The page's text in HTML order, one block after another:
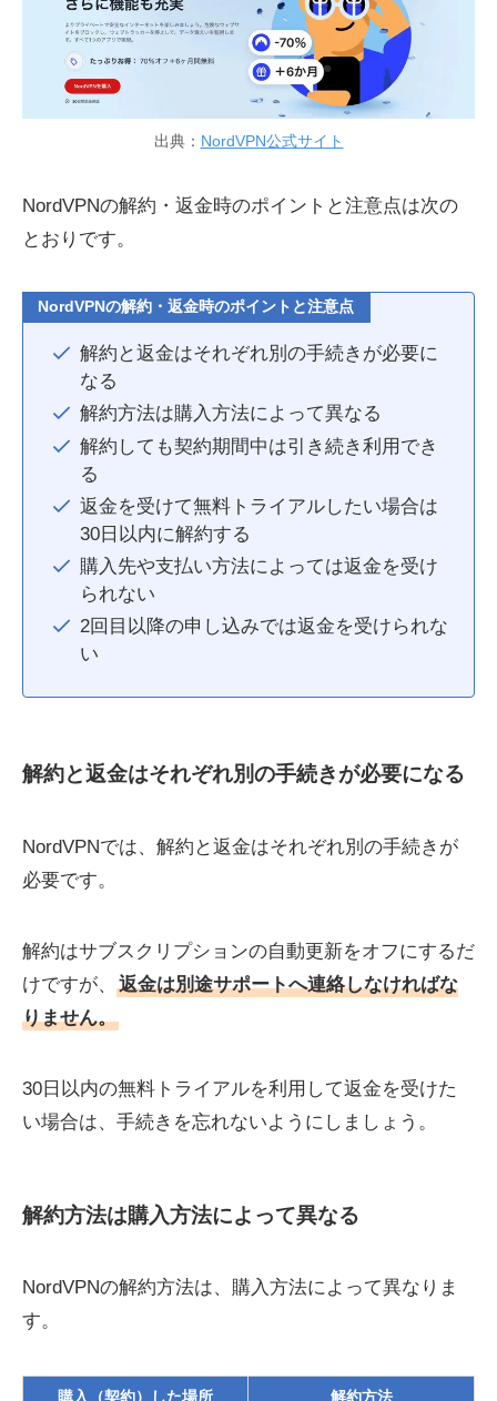
出典： NordVPN公式サイト
NordVPNの解約・返金時のポイントと注意点は次の
とおりです。
NordVPNの解約・返金時のポイントと注意点
解約と返金はそれぞれ別の手続きが必要に
なる
解約方法は購入方法によって異なる
解約しても契約期間中は引き続き利用でき
る
返金を受けて無料トライアルしたい場合は
30日以内に解約する
購入先や支払い方法によっては返金を受け
られない
2回目以降の申し込みでは返金を受けられな
い
解約と返金はそれぞれ別の手続きが必要になる
NordVPNでは、解約と返金はそれぞれ別の手続きが
必要です。
解約はサブスクリプションの自動更新をオフにするだ
けですが、
返金は別途サポートへ連絡しなければな
りません。
30日以内の無料トライアルを利用して返金を受けた
い場合は、手続きを忘れないようにしましょう。
解約方法は購入方法によって異なる
NordVPNの解約方法は、購入方法によって異なりま
す。
購入（契約）した場所 解約方法